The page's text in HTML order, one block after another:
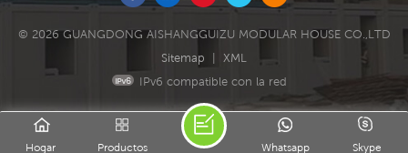
© 2026 GUANGDONG AISHANGGUIZU MODULAR HOUSE CO.,LTD
Sitemap
XML
IPv6 compatible con la red
Hogar Productos Skype
Whatsapp